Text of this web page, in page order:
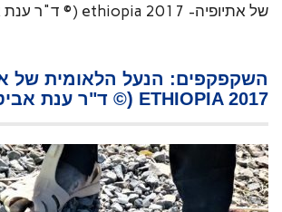
של אתיופיה- ethiopia 2017 (© ד"ר ענת אביטל)
השקפקפים: הנעל הלאומית של
ETHIOPIA 2017 (© ד"ר ענת אביטל)